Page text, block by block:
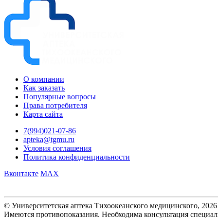
О компании
Как заказать
Популярные вопросы
Права потребителя
Карта сайта
7(994)021-07-86
apteka@tgmu.ru
Условия соглашения
Политика конфиденциальности
Вконтакте MAX
© Университетская аптека Тихоокеанского медицинского, 2026
Имеются противопоказания. Необходима консультация